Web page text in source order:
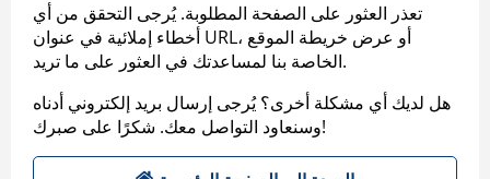
تعذر العثور على الصفحة المطلوبة. يُرجى التحقق من أي
أخطاء إملائية في عنوان URL، أو عرض خريطة الموقع
الخاصة بنا لمساعدتك في العثور على ما تريد.
هل لديك أي مشكلة أخرى؟ يُرجى إرسال بريد إلكتروني أدناه
وسنعاود التواصل معك. شكرًا على صبرك!